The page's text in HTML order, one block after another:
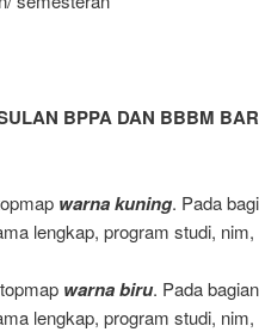
BPPA DAN BBBM
warna kuning. Pada
lengkap, program studi, nim,
warna biru. Pada bagian
lengkap, program studi, nim,